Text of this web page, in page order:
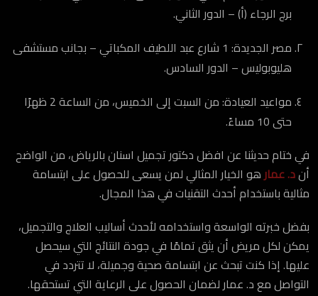
برج الرجاء (أ) – الدور الثاني.
مصر الجديدة: 1 شارع عبد اللطيف المكباتي – بجانب مستشفى
هليوبوليس – الدور السادس.
مواعيد العيادة: من السبت إلى الخميس، من الساعة 2 ظهرًا
حتى 10 مساءً.
في ختام حديثنا عن افضل دكتور تجميل اسنان بالرياض، من الواضح
أند. عمارهو الخيار المثالي لمن يسعى للحصول على ابتسامة
مثالية باستخدام أحدث التقنيات في هذا المجال.
بفضل خبرته الواسعة واستخدامه لأحدث أساليب العلاج والتجميل،
يمكن لكل مريض أن يثق تمامًا في جودة النتائج التي سيحصل
عليها. إذا كنت تبحث عن ابتسامة صحية وجميلة، لا تتردد في
التواصل مع د. عمار لضمان الحصول على الرعاية التي تستحقها.